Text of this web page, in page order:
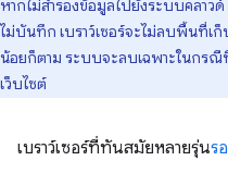
หากไม่สํารองข้อมูลไปยังระบบคลาว
ไม่บันทึก เบราว์เซอร์จะไม่ลบพื้นที่เ
น้อยก็ตาม ระบบจะลบเฉพาะในกรณี
เว็บไซต์
เบราว์เซอร์ที่ทันสมัยหลายรุ่นร